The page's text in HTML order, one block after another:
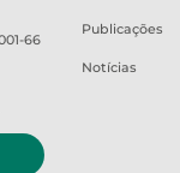
66
Publicações
Notícias